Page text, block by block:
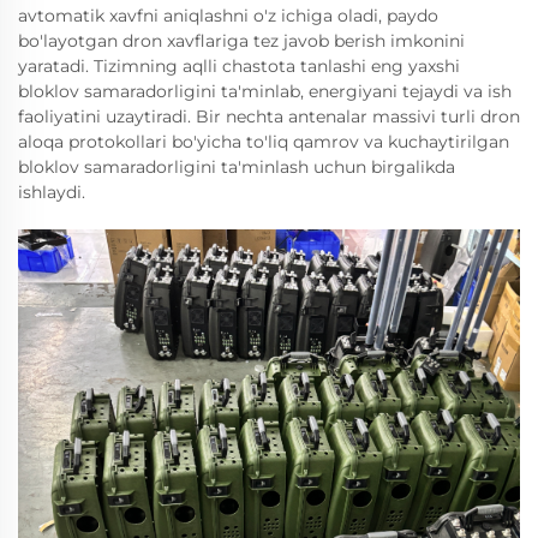
avtomatik xavfni aniqlashni o'z ichiga oladi, paydo
bo'layotgan dron xavflariga tez javob berish imkonini
yaratadi. Tizimning aqlli chastota tanlashi eng yaxshi
bloklov samaradorligini ta'minlab, energiyani tejaydi va ish
faoliyatini uzaytiradi. Bir nechta antenalar massivi turli dron
aloqa protokollari bo'yicha to'liq qamrov va kuchaytirilgan
bloklov samaradorligini ta'minlash uchun birgalikda
ishlaydi.